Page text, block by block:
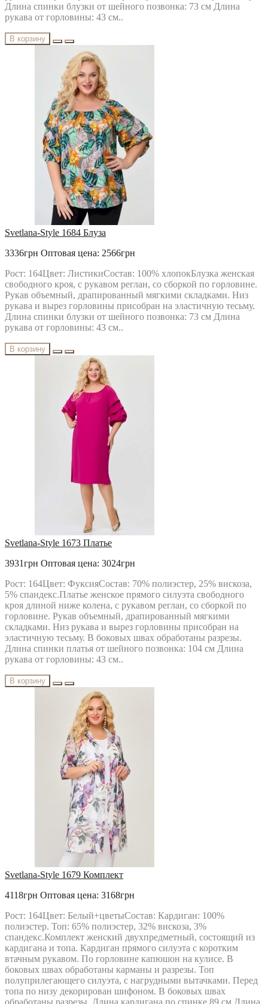
Длина спинки блузки от шейного позвонка: 73 см Длина
рукава от горловины: 43 см..
В корзину
Svetlana-Style 1684 Блуза
3336грн Оптовая цена: 2566грн
Рост: 164Цвет: ЛистикиСостав: 100% хлопокБлузка женская
свободного кроя, с рукавом реглан, со сборкой по горловине.
Рукав объемный, драпированный мягкими складками. Низ
рукава и вырез горловины присобран на эластичную тесьму.
Длина спинки блузки от шейного позвонка: 73 см Длина
рукава от горловины: 43 см..
В корзину
Svetlana-Style 1673 Платье
3931грн Оптовая цена: 3024грн
Рост: 164Цвет: ФуксияСостав: 70% полиэстер, 25% вискоза,
5% спандекс.Платье женское прямого силуэта свободного
кроя длиной ниже колена, с рукавом реглан, со сборкой по
горловине. Рукав объемный, драпированный мягкими
складками. Низ рукава и вырез горловины присобран на
эластичную тесьму. В боковых швах обработаны разрезы.
Длина спинки платья от шейного позвонка: 104 см Длина
рукава от горловины: 43 см..
В корзину
Svetlana-Style 1679 Комплект
4118грн Оптовая цена: 3168грн
Рост: 164Цвет: Белый+цветыСостав: Кардиган: 100%
полиэстер. Топ: 65% полиэстер, 32% вискоза, 3%
спандекс.Комплект женский двухпредметный, состоящий из
кардигана и топа. Кардиган прямого силуэта с коротким
втачным рукавом. По горловине капюшон на кулисе. В
боковых швах обработаны карманы и разрезы. Топ
полуприлегающего силуэта, с нагрудными вытачками. Перед
топа по низу декорирован шифоном. В боковых швах
обработаны разрезы. Длина кардигана по спинке 89 см Длина